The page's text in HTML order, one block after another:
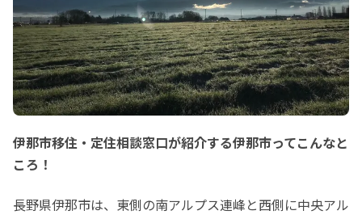
伊那市移住・定住相談窓口が紹介する伊那市ってこんなと
ころ！
長野県伊那市は、東側の南アルプス連峰と西側に中央アル